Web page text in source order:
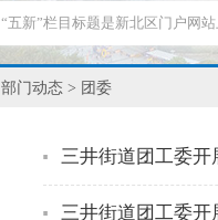
部门动态 > 团委
三井街道团工委开
三井街道团工委开